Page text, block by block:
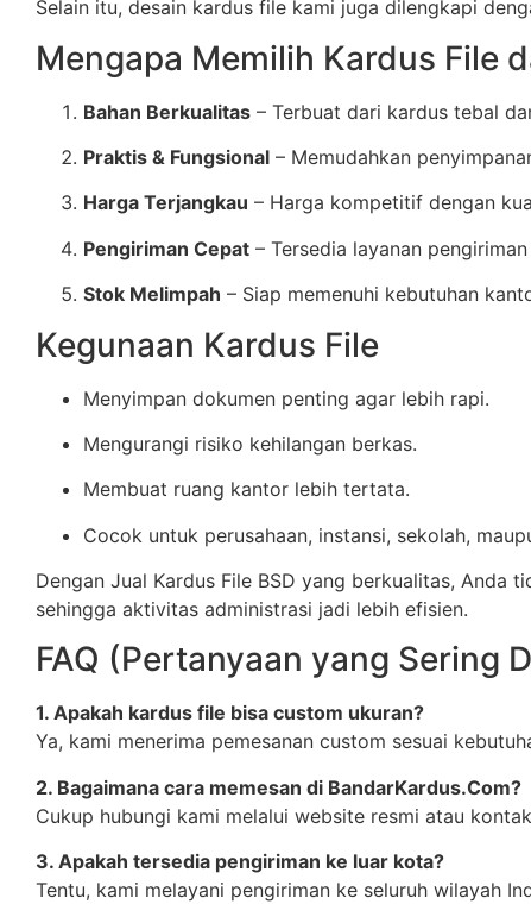
Selain itu, desain kardus file kami juga dilengkapi
Mengapa Memilih Kardus File
Bahan Berkualitas – Terbuat dari kardus tebal
Praktis & Fungsional – Memudahkan
Harga Terjangkau – Harga kompetitif dengan
Pengiriman Cepat – Tersedia layanan
Stok Melimpah – Siap memenuhi kebutuhan
Kegunaan Kardus File
Menyimpan dokumen penting agar lebih rapi.
Mengurangi risiko kehilangan berkas.
Membuat ruang kantor lebih tertata.
Cocok untuk perusahaan, instansi, sekolah,
Dengan Jual Kardus File BSD yang berkualitas, Anda
sehingga aktivitas administrasi jadi lebih efisien.
FAQ (Pertanyaan yang Sering
1. Apakah kardus file bisa custom ukuran?
Ya, kami menerima pemesanan custom sesuai
2. Bagaimana cara memesan di BandarKardus.Com?
Cukup hubungi kami melalui website resmi atau
3. Apakah tersedia pengiriman ke luar kota?
Tentu, kami melayani pengiriman ke seluruh wilayah